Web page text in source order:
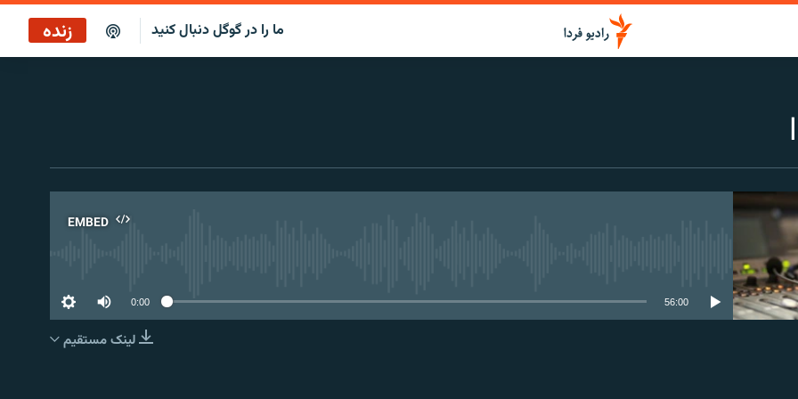
ما را در گوگل دنبال کنید زنده
پخش آنلاین
EMBED
EMBED
0:00 56:00
لینک مستقیم